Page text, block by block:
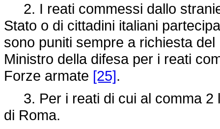
2. I reati commessi dallo
Stato o di cittadini italiani
sono puniti sempre a richiesta
Ministro della difesa per i reati
Forze armate [25].
3. Per i reati di cui al comma 2
di Roma.